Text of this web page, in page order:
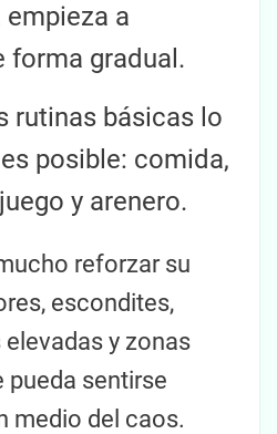
empieza a
forma gradual.
rutinas básicas lo
posible: comida,
y arenero.
reforzar su
escondites,
y zonas
pueda sentirse
medio del caos.